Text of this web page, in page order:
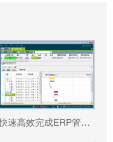
如何快速高效完成ERP管理系统配置?